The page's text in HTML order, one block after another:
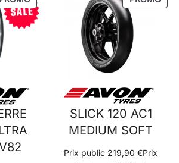
EN
PROMOTION
SLICK 120 AC1
MEDIUM SOFT
Prix public219,90€Prix